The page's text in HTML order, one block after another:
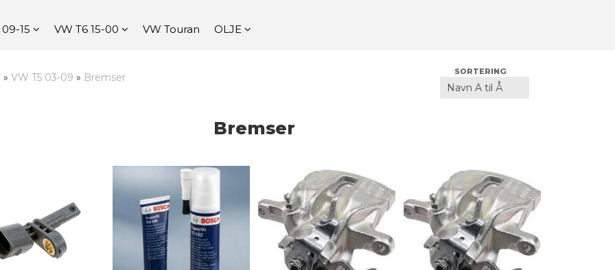
15 VW T6 15-00 VW Touran OLJE
» VW T5 03-09 » Bremser SORTERING
Bremser